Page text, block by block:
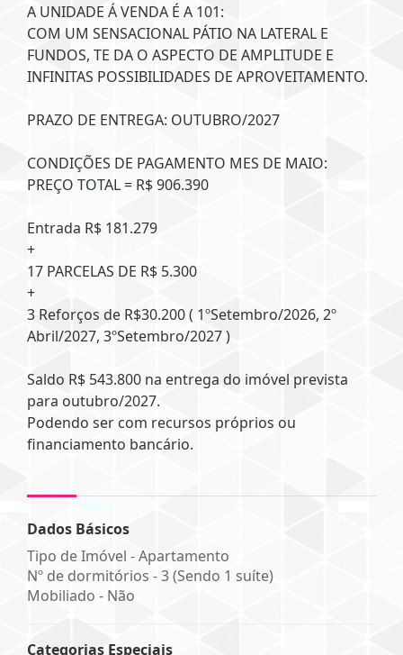
A UNIDADE Á VENDA É A 101:
COM UM SENSACIONAL PÁTIO NA LATERAL E
FUNDOS, TE DA O ASPECTO DE AMPLITUDE E
INFINITAS POSSIBILIDADES DE APROVEITAMENTO.
PRAZO DE ENTREGA: OUTUBRO/2027
CONDIÇÕES DE PAGAMENTO MES DE MAIO:
PREÇO TOTAL = R$ 906.390
Entrada R$ 181.279
+
17 PARCELAS DE R$ 5.300
+
3 Reforços de R$30.200 ( 1ºSetembro/2026, 2º
Abril/2027, 3ºSetembro/2027 )
Saldo R$ 543.800 na entrega do imóvel prevista
para outubro/2027.
Podendo ser com recursos próprios ou
financiamento bancário.
Dados Básicos
Tipo de Imóvel - Apartamento
Nº de dormitórios - 3 (Sendo 1 suíte)
Mobiliado - Não
Categorias Especiais